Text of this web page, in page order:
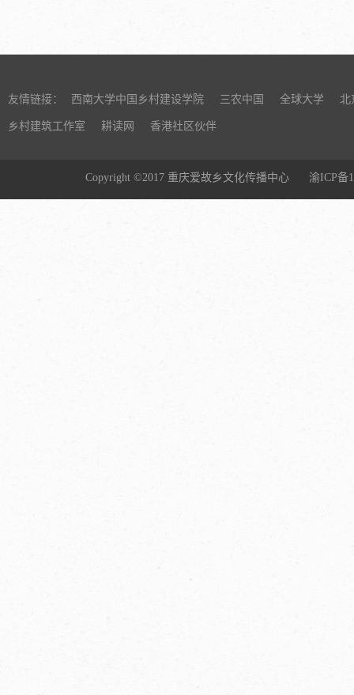
友情链接： 西南大学中国乡村建设学院 三农中国 全球大学 北
乡村建筑工作室 耕读网 香港社区伙伴
Copyright ©2017 重庆爱故乡文化传播中心 渝ICP备